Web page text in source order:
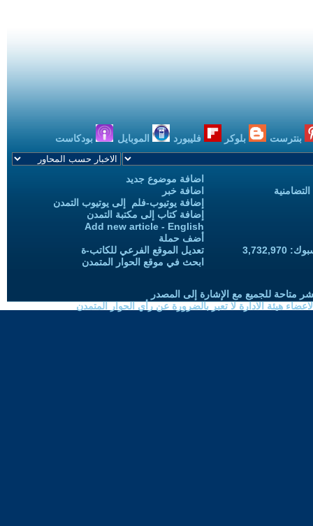
بنترست بلوكر فليبورد الموبايل بودكاست
اضافة موضوع جديد
اضافة خبر
إضافة يوتيوب-فلم إلى يوتيوب التمدن
إضافة كتاب إلى مكتبة التمدن
Add new article - English
أضف حملة
تعديل الموقع الفرعي للكاتب-ة
ابحث في موقع الحوار المتمدن
متاحة للجميع مع الإشارة إلى المصدر
هيئة الادارة لا تعبر بالضرورة عن رأي الحوار المتمدن